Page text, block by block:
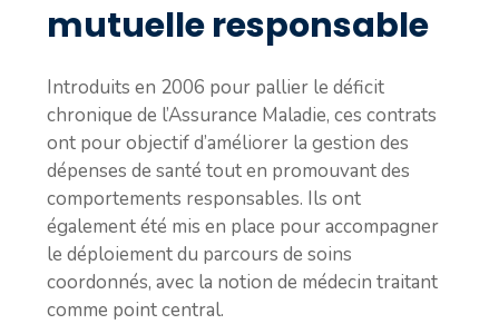
mutuelle responsable
Introduits en 2006 pour pallier le déficit
chronique de l’Assurance Maladie, ces contrats
ont pour objectif d’améliorer la gestion des
dépenses de santé tout en promouvant des
comportements responsables. Ils ont
également été mis en place pour accompagner
le déploiement du parcours de soins
coordonnés, avec la notion de médecin traitant
comme point central.